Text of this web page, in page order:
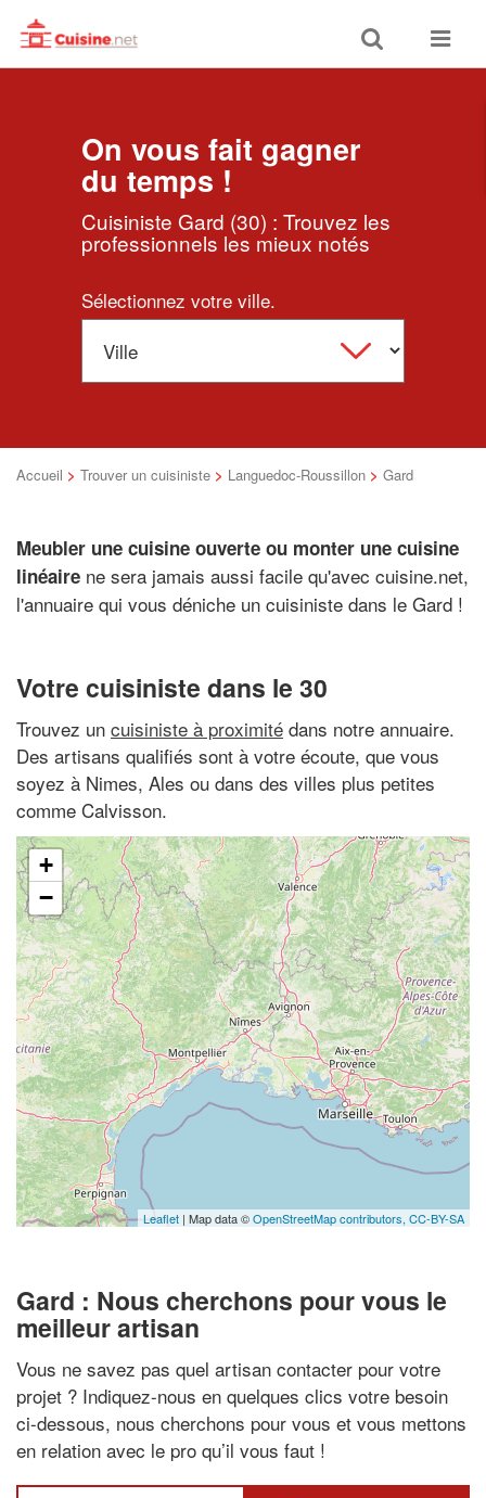
Toggle
search
Toggle
On vous fait gagner
du temps !
Cuisiniste Gard (30) : Trouvez les
professionnels les mieux notés
Sélectionnez votre ville.
Accueil > Trouver un cuisiniste > Languedoc-Roussillon > Gard
Meubler une cuisine ouverte ou monter une cuisine
linéaire ne sera jamais aussi facile qu'avec cuisine.net,
l'annuaire qui vous déniche un cuisiniste dans le Gard !
Votre cuisiniste dans le 30
Trouvez un cuisiniste à proximité dans notre annuaire.
Des artisans qualifiés sont à votre écoute, que vous
soyez à Nimes, Ales ou dans des villes plus petites
comme Calvisson.
+
−
Leaflet | Map data ©OpenStreetMap contributors, CC-BY-SA
Gard : Nous cherchons pour vous le
meilleur artisan
Vous ne savez pas quel artisan contacter pour votre
projet ? Indiquez-nous en quelques clics votre besoin
ci-dessous, nous cherchons pour vous et vous mettons
en relation avec le pro qu’il vous faut !